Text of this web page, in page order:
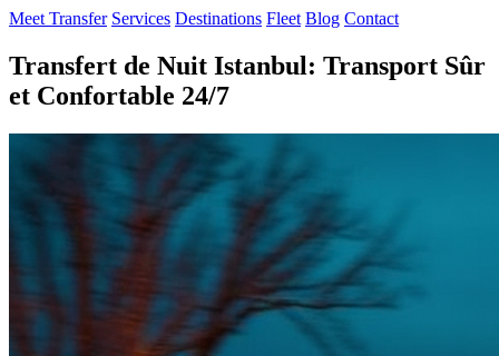
Meet Transfer Services Destinations Fleet Blog Contact
Transfert de Nuit Istanbul: Transport Sûr
et Confortable 24/7